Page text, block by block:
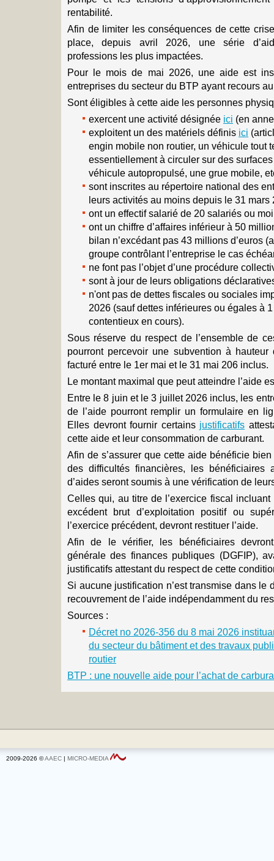
rentabilité.
Afin de limiter les conséquences de cette
place, depuis avril 2026, une série
professions les plus impactées.
Pour le mois de mai 2026, une aide est
entreprises du secteur du BTP ayant recours
Sont éligibles à cette aide les personnes
exercent une activité désignée ici (en
exploitent un des matériels définis ici
engin mobile non routier, un véhicule tout
essentiellement à circuler sur des
véhicule autopropulsé, une grue mobile,
sont inscrites au répertoire national des
leurs activités au moins depuis le 31 mars
ont un effectif salarié de 20 salariés ou
ont un chiffre d’affaires inférieur à 50
bilan n’excédant pas 43 millions d’euros
groupe contrôlant l’entreprise le cas
ne font pas l’objet d’une procédure
sont à jour de leurs obligations
n'ont pas de dettes fiscales ou sociales
2026 (sauf dettes inférieures ou égales à
contentieux en cours).
Sous réserve du respect de l’ensemble de
pourront percevoir une subvention à
facturé entre le 1er mai et le 31 mai 206 inclus.
Le montant maximal que peut atteindre l’aide
Entre le 8 juin et le 3 juillet 2026 inclus, les
de l’aide pourront remplir un formulaire en
Elles devront fournir certains justificatifs
cette aide et leur consommation de carburant.
Afin de s’assurer que cette aide bénéficie
des difficultés financières, les
d’aides seront soumis à une vérification de
Celles qui, au titre de l’exercice fiscal
excédent brut d’exploitation positif ou
l’exercice précédent, devront restituer l’aide.
Afin de le vérifier, les bénéficiaires
générale des finances publiques (DGFIP),
justificatifs attestant du respect de cette
Si aucune justification n’est transmise dans le
recouvrement de l’aide indépendamment du
Sources :
Décret no 2026-356 du 8 mai 2026
du secteur du bâtiment et des travaux
routier
BTP : une nouvelle aide pour l’achat de
2009-2026 ©AAEC | MICRO-MEDIA